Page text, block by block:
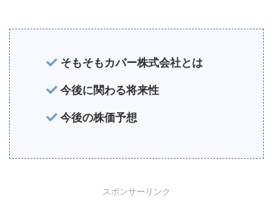
そもそもカバー株式会社とは
今後に関わる将来性
今後の株価予想
スポンサーリンク